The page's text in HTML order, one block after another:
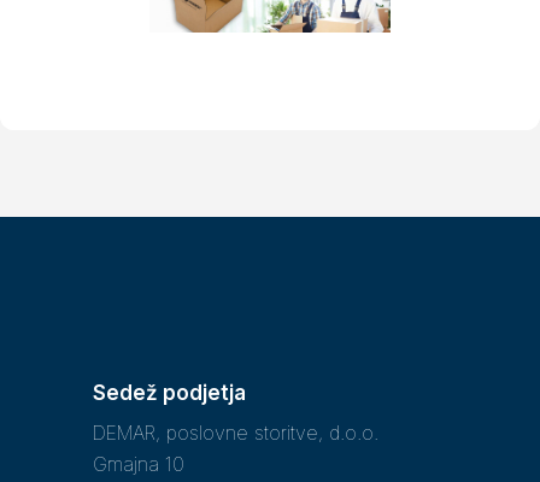
Sedež podjetja
DEMAR, poslovne storitve, d.o.o.
Gmajna 10